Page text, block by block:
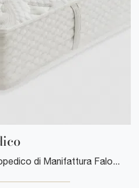
Materasso Sbadiglio Ortopedico di Manifattura Falomo: siamo specialisti del buon riposo! Scopri di più sui Materassi a molle insacchettate ...